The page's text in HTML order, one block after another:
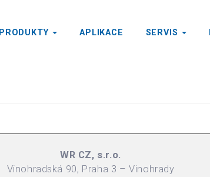
PRODUKTY APLIKACE SERVIS
WR CZ, s.r.o.
Vinohradská 90, Praha 3 – Vinohrady